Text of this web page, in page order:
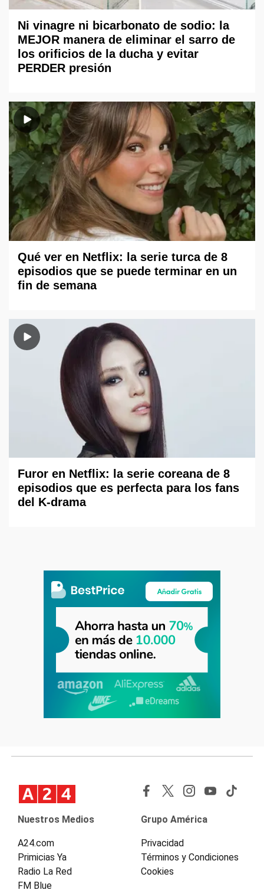
Ni vinagre ni bicarbonato de sodio: la
MEJOR manera de eliminar el sarro de
los orificios de la ducha y evitar
PERDER presión
Qué ver en Netflix: la serie turca de 8
episodios que se puede terminar en un
fin de semana
Furor en Netflix: la serie coreana de 8
episodios que es perfecta para los fans
del K-drama
Nuestros Medios
A24.com
Primicias Ya
Radio La Red
FM Blue
Grupo América
Privacidad
Términos y Condiciones
Cookies